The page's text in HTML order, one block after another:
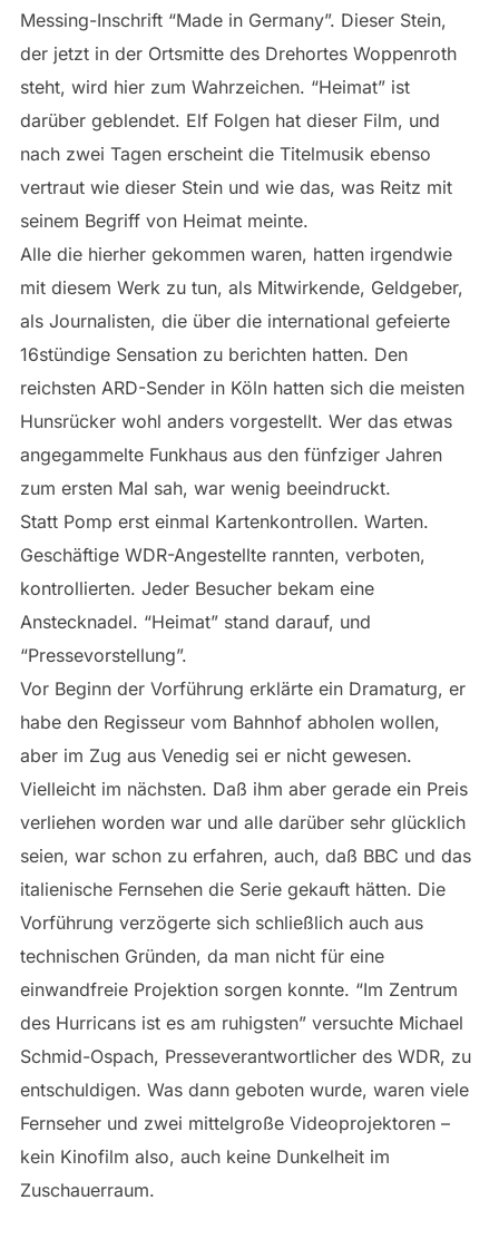
Messing-Inschrift “Made in Germany”. Dieser Stein,
der jetzt in der Ortsmitte des Drehortes Woppenroth
steht, wird hier zum Wahrzeichen. “Heimat” ist
darüber geblendet. Elf Folgen hat dieser Film, und
nach zwei Tagen erscheint die Titelmusik ebenso
vertraut wie dieser Stein und wie das, was Reitz mit
seinem Begriff von Heimat meinte.
Alle die hierher gekommen waren, hatten irgendwie
mit diesem Werk zu tun, als Mitwirkende, Geldgeber,
als Journalisten, die über die international gefeierte
16stündige Sensation zu berichten hatten. Den
reichsten ARD-Sender in Köln hatten sich die meisten
Hunsrücker wohl anders vorgestellt. Wer das etwas
angegammelte Funkhaus aus den fünfziger Jahren
zum ersten Mal sah, war wenig beeindruckt.
Statt Pomp erst einmal Kartenkontrollen. Warten.
Geschäftige WDR-Angestellte rannten, verboten,
kontrollierten. Jeder Besucher bekam eine
Anstecknadel. “Heimat” stand darauf, und
“Pressevorstellung”.
Vor Beginn der Vorführung erklärte ein Dramaturg, er
habe den Regisseur vom Bahnhof abholen wollen,
aber im Zug aus Venedig sei er nicht gewesen.
Vielleicht im nächsten. Daß ihm aber gerade ein Preis
verliehen worden war und alle darüber sehr glücklich
seien, war schon zu erfahren, auch, daß BBC und das
italienische Fernsehen die Serie gekauft hätten. Die
Vorführung verzögerte sich schließlich auch aus
technischen Gründen, da man nicht für eine
einwandfreie Projektion sorgen konnte. “Im Zentrum
des Hurricans ist es am ruhigsten” versuchte Michael
Schmid-Ospach, Presseverantwortlicher des WDR, zu
entschuldigen. Was dann geboten wurde, waren viele
Fernseher und zwei mittelgroße Videoprojektoren –
kein Kinofilm also, auch keine Dunkelheit im
Zuschauerraum.